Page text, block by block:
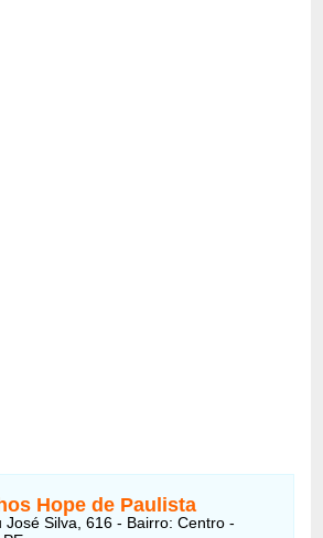
Hope de Paulista
José Silva, 616 - Bairro: Centro -